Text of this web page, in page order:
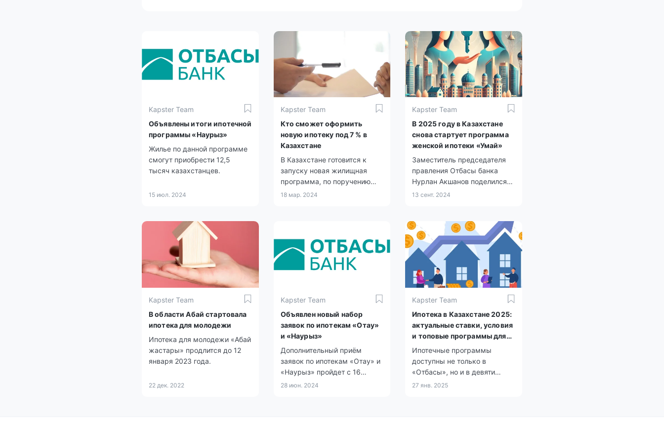
Kapster Team
Объявлены итоги ипотечной
программы «Наурыз»
Жилье по данной программе
смогут приобрести 12,5
тысяч казахстанцев.
15 июл. 2024
Kapster Team
Кто сможет оформить
новую ипотеку под 7 % в
Казахстане
В Казахстане готовится к
запуску новая жилищная
программа, по поручению
президента Касым-Жомарта
18 мар. 2024
Kapster Team
В 2025 году в Казахстане
снова стартует программа
женской ипотеки «Умай»
Заместитель председателя
правления Отбасы банка
Нурлан Акшанов поделился
условиями программы.
13 сент. 2024
Kapster Team
В области Абай стартовала
ипотека для молодежи
Ипотека для молодежи «Абай
жастары» продлится до 12
января 2023 года.
22 дек. 2022
Kapster Team
Объявлен новый набор
заявок по ипотекам «Отау»
и «Наурыз»
Дополнительный приём
заявок по ипотекам «Отау» и
«Наурыз» пройдет с 16
сентября по 1 октября,
28 июн. 2024
Kapster Team
Ипотека в Казахстане 2025:
актуальные ставки, условия
и топовые программы для
покупки жилья
Ипотечные программы
доступны не только в
«Отбасы», но и в девяти
других банках.
27 янв. 2025